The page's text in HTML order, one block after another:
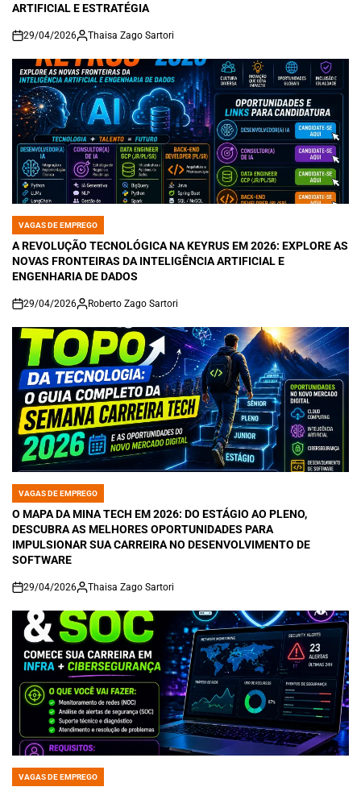
ARTIFICIAL E ESTRATÉGIA
on
29/04/2026 Thaisa Zago Sartori
POSTED
IN
VAGAS DE EMPREGO
A REVOLUÇÃO TECNOLÓGICA NA KEYRUS EM 2026: EXPLORE AS
NOVAS FRONTEIRAS DA INTELIGÊNCIA ARTIFICIAL E
ENGENHARIA DE DADOS
on
29/04/2026 Roberto Zago Sartori
POSTED
IN
VAGAS DE EMPREGO
O MAPA DA MINA TECH EM 2026: DO ESTÁGIO AO PLENO,
DESCUBRA AS MELHORES OPORTUNIDADES PARA
IMPULSIONAR SUA CARREIRA NO DESENVOLVIMENTO DE
SOFTWARE
on
29/04/2026 Thaisa Zago Sartori
POSTED
VAGAS DE EMPREGO